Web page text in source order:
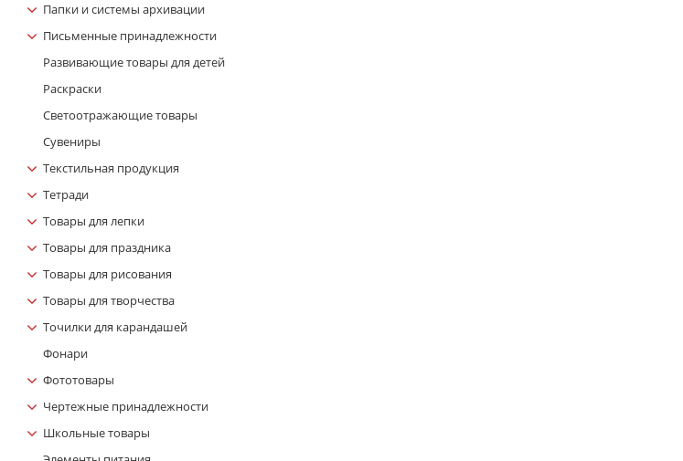
Папки и системы архивации
Письменные принадлежности
Развивающие товары для детей
Раскраски
Светоотражающие товары
Сувениры
Текстильная продукция
Тетради
Товары для лепки
Товары для праздника
Товары для рисования
Товары для творчества
Точилки для карандашей
Фонари
Фототовары
Чертежные принадлежности
Школьные товары